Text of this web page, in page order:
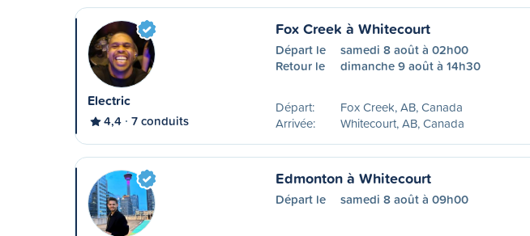
Electric
4,4 7 conduits
Fox Creek à Whitecourt
Départ le
samedi 8 août à 02h00
Retour le
dimanche 9 août à 14h30
Départ:
Fox Creek, AB, Canada
Arrivée:
Whitecourt, AB, Canada
Edmonton à Whitecourt
Départ le samedi 8 août à 09h00